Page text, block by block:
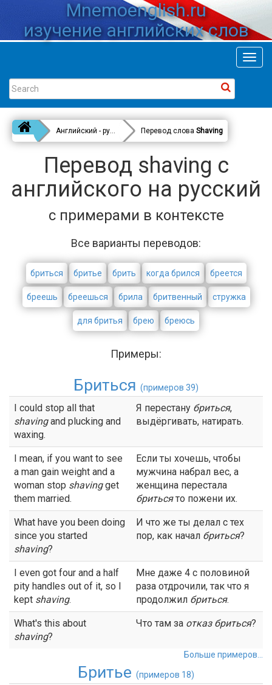
Mnemoenglish.ru
изучение английских слов
Английский - русский Перевод слова Shaving
Перевод shaving с
английского на русский
с примерами в контексте
Все варианты переводов:
бриться бритье брить когда брился бреется
бреешь бреешься брила бритвенный стружка
для бритья брею бреюсь
Примеры:
Бриться (примеров 39)
I could stop all that
shavingand plucking and
waxing.
Я перестану бриться,
выдёргивать, натирать.
I mean, if you want to see
a man gain weight and a
woman stop shavingget
them married.
Если ты хочешь, чтобы
мужчина набрал вес, а
женщина перестала
бритьсято пожени их.
What have you been doing
since you started
shaving?
И что же ты делал с тех
пор, как начал бриться?
I even got four and a half
pity handles out of it, so I
kept shaving.
Мне даже 4 с половиной
раза отдрочили, так что я
продолжил бриться.
What's this about
shaving?
Что там за отказ бриться?
Больше примеров...
Бритье (примеров 18)